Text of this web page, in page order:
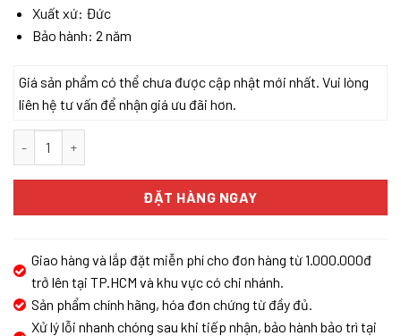
Xuất xứ: Đức
Bảo hành: 2 năm
Giá sản phẩm có thể chưa được cập nhật mới nhất. Vui lòng
liên hệ tư vấn để nhận giá ưu đãi hơn.
ĐẶT HÀNG NGAY
Giao hàng và lắp đặt miễn phí cho đơn hàng từ 1.000.000đ
trở lên tại TP.HCM và khu vực có chi nhánh.
Sản phẩm chính hãng, hóa đơn chứng từ đầy đủ.
Xử lý lỗi nhanh chóng sau khi tiếp nhận, bảo hành bảo trì tại